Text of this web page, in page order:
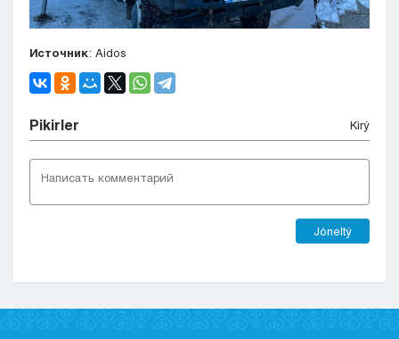
Источник: Aidos
Pіkіrler Kіrý
Jóneltý